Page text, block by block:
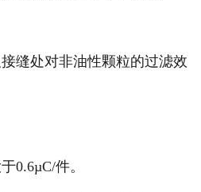
缝处对非油性颗粒的过滤效
0.6µC/件。